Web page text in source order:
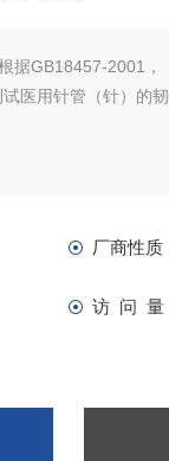
据GB18457-2001
医用针管（针）的韧
厂商性质
访 问 量